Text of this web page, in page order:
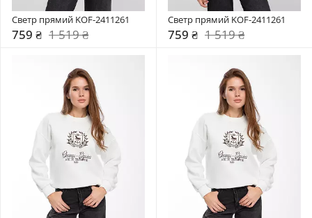
Светр прямий KOF-2411261
759 ₴ 1 519 ₴
Светр прямий KOF-2411261
759 ₴ 1 519 ₴